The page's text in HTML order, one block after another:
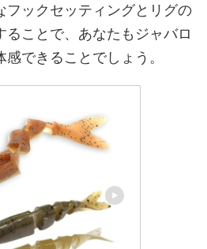
フックセッティングとリグの
ることで、あなたもジャバロ
できることでしょう。